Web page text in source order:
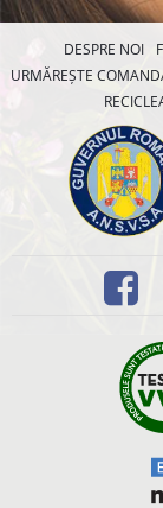
DESPRE NOI
URMĂREȘTE